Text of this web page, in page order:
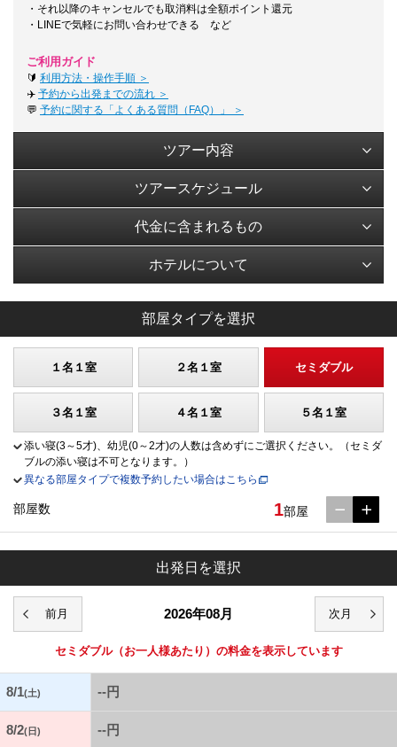
・それ以降のキャンセルでも取消料は全額ポイント還元
・LINEで気軽にお問い合わせできる など
ご利用ガイド
🔰 利用方法・操作手順 ＞
✈️ 予約から出発までの流れ ＞
💬 予約に関する「よくある質問（FAQ）」 ＞
ツアー内容
ツアースケジュール
代金に含まれるもの
ホテルについて
部屋タイプを選択
１名１室 ２名１室 セミダブル
３名１室 ４名１室 ５名１室
添い寝(3～5才)、幼児(0～2才)の人数は含めずにご選択ください。（セミダ
ブルの添い寝は不可となります。）
異なる部屋タイプで複数予約したい場合はこちら
部屋数 1部屋
出発日を選択
2026年08月
セミダブル（お一人様あたり）の料金を表示しています
8/1(土) --円
8/2(日) --円